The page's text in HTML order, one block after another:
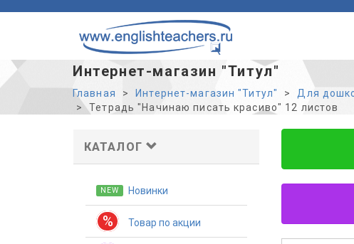
Интернет-магазин "Титул"
Главная Интернет-магазин "Титул" Для
Тетрадь "Начинаю писать красиво" 12 листов
КАТАЛОГ
NEW Новинки
% Товар по акции